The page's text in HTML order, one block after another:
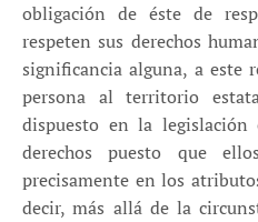
obligación de éste de
respeten sus derechos
significancia alguna, a este
persona al territorio
dispuesto en la legislación
derechos puesto que
precisamente en los
decir, más allá de la